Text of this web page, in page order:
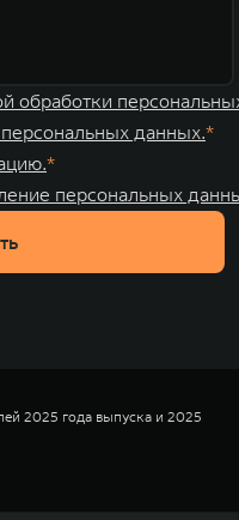
обработки
данных.
персональных
2025 года выпуска и 2025
года выпуска и 2025